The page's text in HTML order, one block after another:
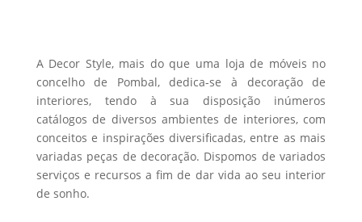
A Decor Style, mais do que uma loja de móveis no
concelho de Pombal, dedica-se à decoração de
interiores, tendo à sua disposição inúmeros
catálogos de diversos ambientes de interiores, com
conceitos e inspirações diversificadas, entre as mais
variadas peças de decoração. Dispomos de variados
serviços e recursos a fim de dar vida ao seu interior
de sonho.